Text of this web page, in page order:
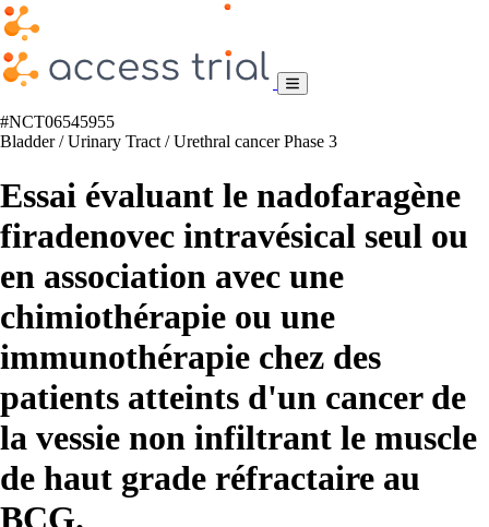
#NCT06545955
Bladder / Urinary Tract / Urethral cancerPhase 3
Essai évaluant le nadofaragène
firadenovec intravésical seul ou
en association avec une
chimiothérapie ou une
immunothérapie chez des
patients atteints d'un cancer de
la vessie non infiltrant le muscle
de haut grade réfractaire au
BCG.